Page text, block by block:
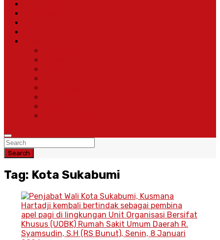
Search
Tag: Kota Sukabumi